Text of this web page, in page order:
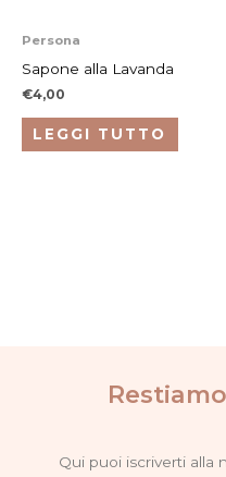
Persona
Sapone alla Lavanda
€4,00
LEGGI TUTTO
Qui puoi iscriverti alla